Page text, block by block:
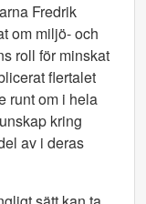
Fredrik
om miljö- och
roll för minskat
flertalet
runt om i hela
kring
av i deras